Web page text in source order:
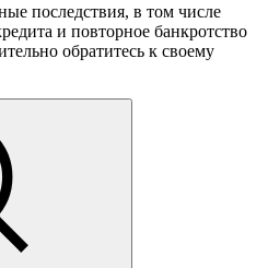
последствия, в том числе
и повторное банкротство
обратитесь к своему